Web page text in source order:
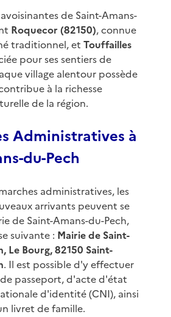
de Saint-Amans-
Roquecor (82150), connue
traditionnel, et Touffailles
pour ses sentiers de
village alentour possède
à la richesse
de la région.
Administratives à
du-Pech
administratives, les
arrivants peuvent se
de Saint-Amans-du-Pech,
suivante : Mairie de Saint-
Le Bourg, 82150 Saint-
. Il est possible d'y effectuer
passeport, d'acte d'état
d'identité (CNI), ainsi
livret de famille.